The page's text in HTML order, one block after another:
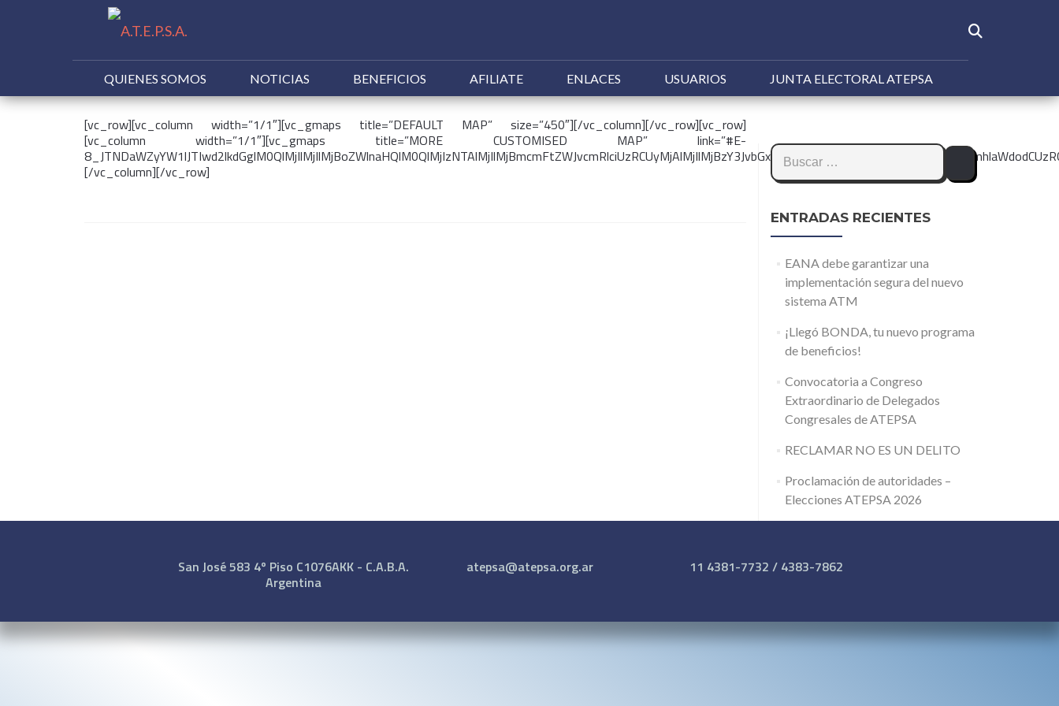
QUIENES SOMOS NOTICIAS BENEFICIOS AFILIATE ENLACES USUARIOS JUNTA ELECTORAL ATEPSA
[vc_row][vc_column width=”1/1″][vc_gmaps title=”DEFAULT MAP” size=”450″][/vc_column][/vc_row][vc_row]
[vc_column width=”1/1″][vc_gmaps title=”MORE CUSTOMISED MAP” link=”#E-
[/vc_column][/vc_row]
Buscar:
ENTRADAS RECIENTES
EANA debe garantizar una
implementación segura del nuevo
sistema ATM
¡Llegó BONDA, tu nuevo programa
de beneficios!
Convocatoria a Congreso
Extraordinario de Delegados
Congresales de ATEPSA
RECLAMAR NO ES UN DELITO
Proclamación de autoridades –
Elecciones ATEPSA 2026
San José 583 4º Piso C1076AKK - C.A.B.A.
Argentina
atepsa@atepsa.org.ar 11 4381-7732 / 4383-7862